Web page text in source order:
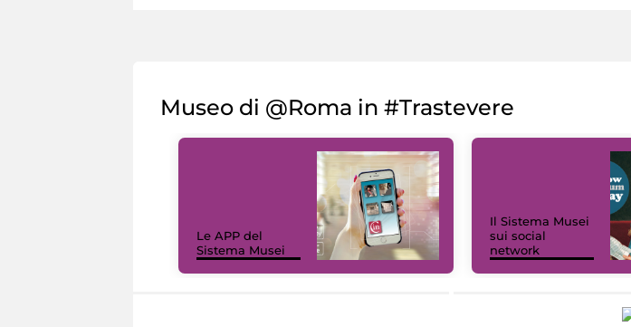
Museo di @Roma in #Trastevere
Le APP del
Sistema Musei
Il Sistema Musei
sui social
network